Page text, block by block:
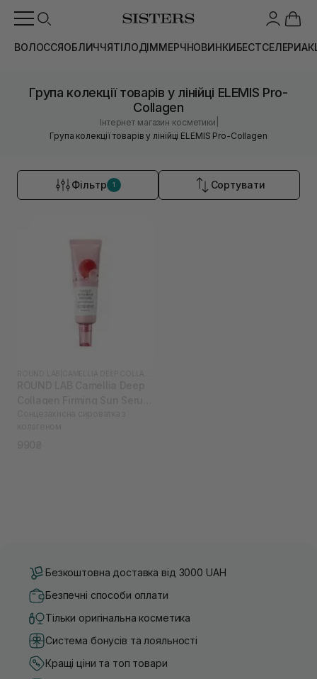
ВОЛОССЯОБЛИЧЧЯТІЛОДІММЕРЧНОВИНКИБЕСТСЕЛЕРИ
Група колекції товарів у лінійці ELEMIS Pro-
Collagen
Інтернет магазин косметики
Група колекції товарів у лінійці ELEMIS Pro-Collagen
Фільтр 1 Сортувати
Безкоштовна доставка від 3000 UAH
Безпечні способи оплати
Тільки оригінальна косметика
Система бонусів та лояльності
Кращі ціни та топ товари